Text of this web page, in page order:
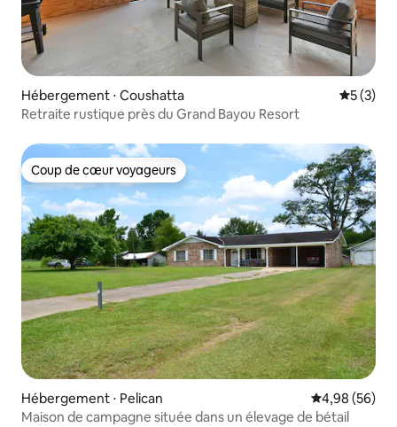
Hébergement ⋅ Coushatta
5 (3)
Retraite rustique près du Grand Bayou Resort
Coup de cœur voyageurs
Coup de cœur voyageurs
Hébergement ⋅ Pelican Évaluation
4,98 (56)
Maison de campagne située dans un élevage de bétail